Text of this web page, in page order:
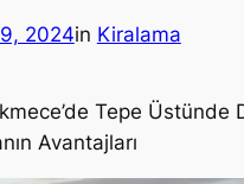
2024in Kiralama
Tepe Üstünde
Avantajları